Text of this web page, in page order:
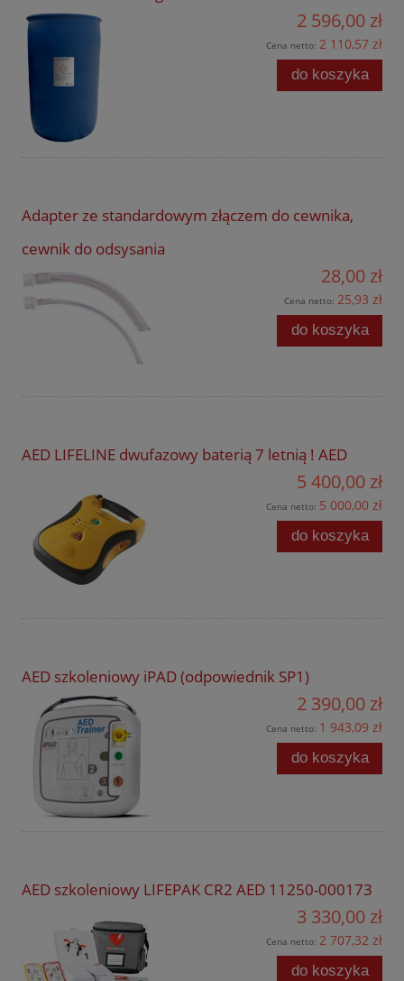
2 596,00 zł
Cena netto: 2 110,57 zł
do koszyka
Adapter ze standardowym złączem do cewnika,
cewnik do odsysania
28,00 zł
Cena netto: 25,93 zł
do koszyka
AED LIFELINE dwufazowy baterią 7 letnią ! AED
5 400,00 zł
Cena netto: 5 000,00 zł
do koszyka
AED szkoleniowy iPAD (odpowiednik SP1)
2 390,00 zł
Cena netto: 1 943,09 zł
do koszyka
AED szkoleniowy LIFEPAK CR2 AED 11250-000173
3 330,00 zł
Cena netto: 2 707,32 zł
do koszyka